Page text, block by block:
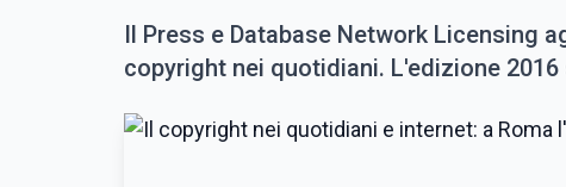
Il Press e Database Network Licensing
copyright nei quotidiani. L'edizione 2016